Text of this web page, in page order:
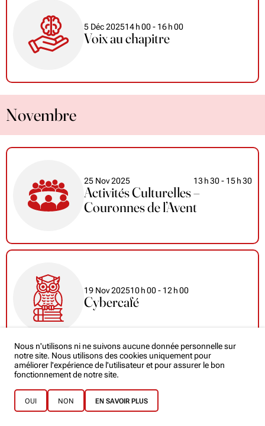
5 Déc 202514h00- 16h00
Voix au chapitre
Novembre
25 Nov 2025 13 h30- 15h30
Activités Culturelles –
Couronnes de l’Avent
19 Nov 202510h00- 12 h00
Cybercafé
14 Nov 2025
Activités culturelles – CINEMA
Nous n'utilisons ni ne suivons aucune donnée personnelle sur
notre site. Nous utilisons des cookies uniquement pour
améliorer l'expérience de l'utilisateur et pour assurer le bon
fonctionnement de notre site.
OUI NON EN SAVOIR PLUS